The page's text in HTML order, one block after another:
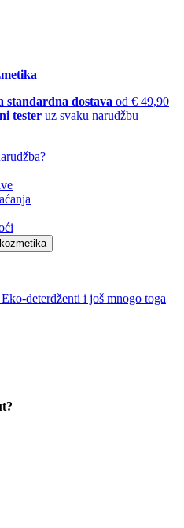
standardna dostava od € 49,90
tester uz svaku narudžbu
Eko-deterdženti i još mnogo toga